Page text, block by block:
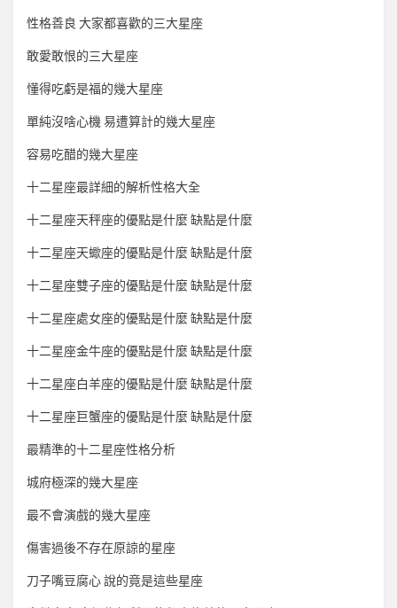
性格善良 大家都喜歡的三大星座
敢愛敢恨的三大星座
懂得吃虧是福的幾大星座
單純沒啥心機 易遭算計的幾大星座
容易吃醋的幾大星座
十二星座最詳細的解析性格大全
十二星座天秤座的優點是什麼 缺點是什麼
十二星座天蠍座的優點是什麼 缺點是什麼
十二星座雙子座的優點是什麼 缺點是什麼
十二星座處女座的優點是什麼 缺點是什麼
十二星座金牛座的優點是什麼 缺點是什麼
十二星座白羊座的優點是什麼 缺點是什麼
十二星座巨蟹座的優點是什麼 缺點是什麼
最精準的十二星座性格分析
城府極深的幾大星座
最不會演戲的幾大星座
傷害過後不存在原諒的星座
刀子嘴豆腐心 說的竟是這些星座